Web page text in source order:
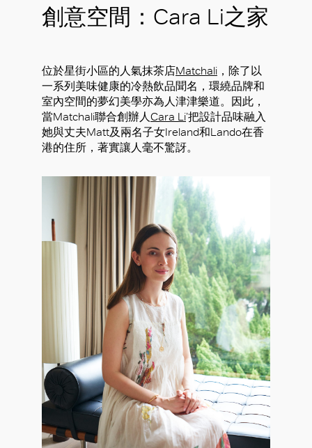
創意空間：Cara Li之家
位於星街小區的人氣抹茶店Matchali ，除了以
一系列美味健康的冷熱飲品聞名，環繞品牌和
室內空間的夢幻美學亦為人津津樂道。因此，
當Matchali聯合創辦人Cara Li’把設計品味融入
她與丈夫Matt及兩名子女Ireland和Lando在香
港的住所，著實讓人毫不驚訝。